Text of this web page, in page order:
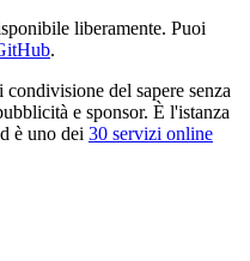
liberamente. Puoi
.
del sapere senza
e sponsor. È l'istanza
è uno dei 30 servizi online